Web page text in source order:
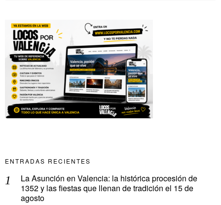
ENTRADAS RECIENTES
La Asunción en Valencia: la histórica procesión de
1352 y las fiestas que llenan de tradición el 15 de
agosto